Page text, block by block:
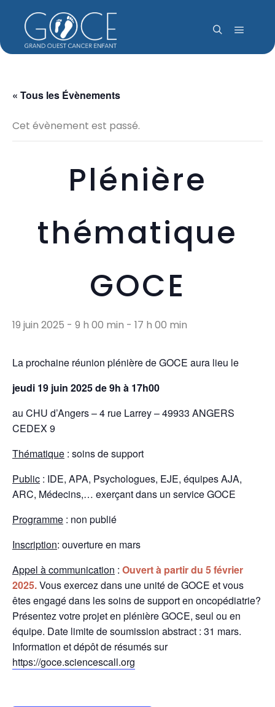
Menu
« Tous les Évènements
Cet évènement est passé.
Plénière
thématique
GOCE
19 juin 2025 - 9 h 00 min - 17 h 00 min
La prochaine réunion plénière de GOCE aura lieu le
jeudi 19 juin 2025 de 9h à 17h00
au CHU d’Angers – 4 rue Larrey – 49933 ANGERS
CEDEX 9
Thématique : soins de support
Public : IDE, APA, Psychologues, EJE, équipes AJA,
ARC, Médecins,… exerçant dans un service GOCE
Programme : non publié
Inscription: ouverture en mars
Appel à communication : Ouvert à partir du 5 février
2025.Vous exercez dans une unité de GOCE et vous
êtes engagé dans lessoins de support en oncopédiatrie?
Présentez votre projet en plénière GOCE, seul ou en
équipe. Date limite de soumission abstract : 31 mars.
Information et dépôt de résumés sur
https://goce.sciencescall.org